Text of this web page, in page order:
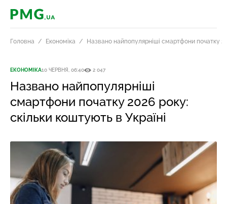
PMG.ua
Головна Економіка Названо найпопулярніші смартфони початку
ЕКОНОМІКА10 ЧЕРВНЯ, 06:40 2 047
Названо найпопулярніші
смартфони початку 2026 року:
скільки коштують в Україні